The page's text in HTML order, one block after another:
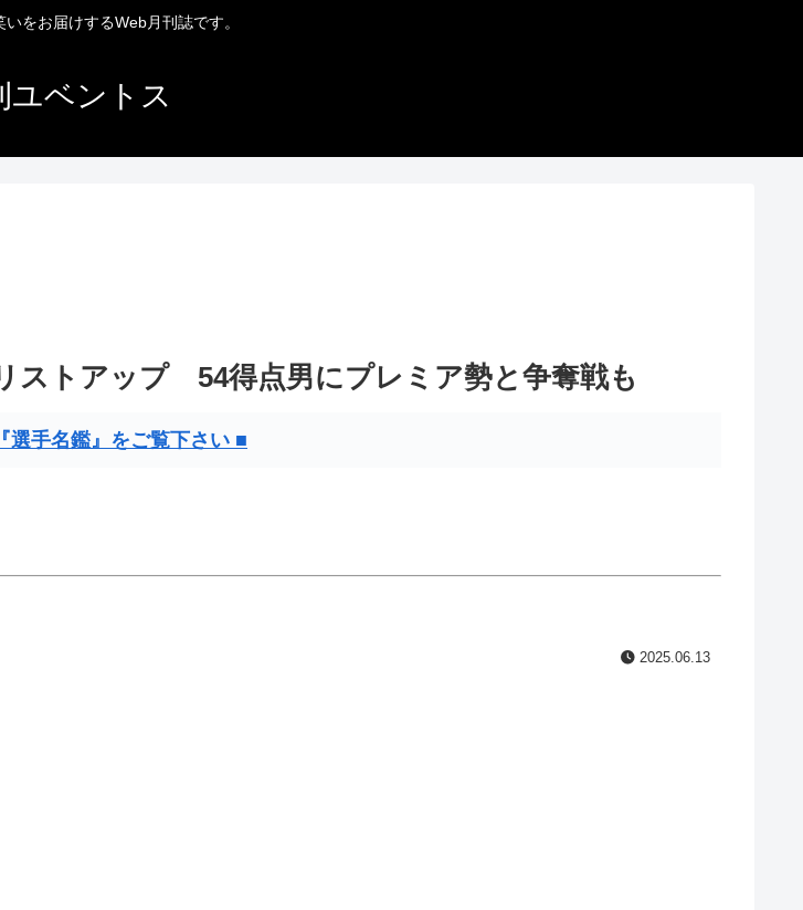
をお届けするWeb月刊誌です。
ユベントス
ストアップ 54得点男にプレミア勢と争奪戦も
選手名鑑』をご覧下さい ■
2025.06.13